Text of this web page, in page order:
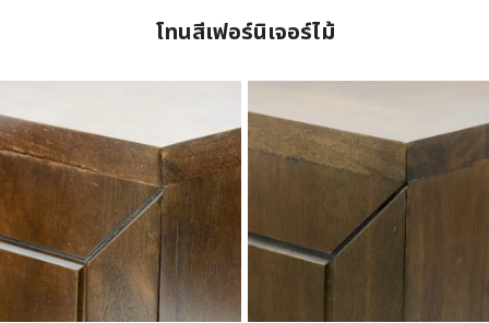
โทนสีเฟอร์นิเจอร์ไม้